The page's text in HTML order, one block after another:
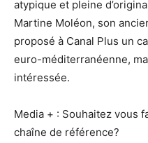
atypique et pleine
Martine Moléon, son
proposé à Canal Plus un
euro-méditerranéenne,
intéressée.
Media + : Souhaitez vous
chaîne de référence?